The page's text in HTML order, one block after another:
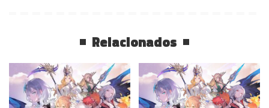
Relacionados